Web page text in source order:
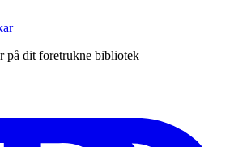
på dit foretrukne bibliotek